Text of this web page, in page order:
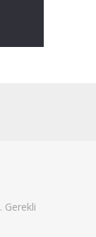
Gerekli